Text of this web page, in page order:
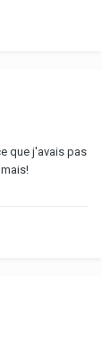
que j'avais pas